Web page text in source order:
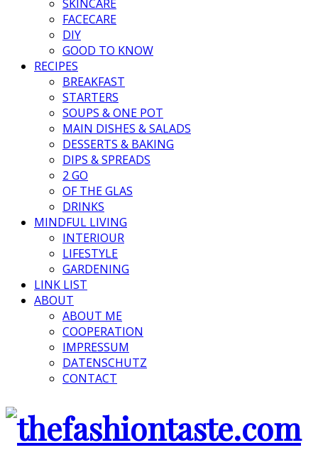
SKINCARE
FACECARE
DIY
GOOD TO KNOW
RECIPES
BREAKFAST
STARTERS
SOUPS & ONE POT
MAIN DISHES & SALADS
DESSERTS & BAKING
DIPS & SPREADS
2 GO
OF THE GLAS
DRINKS
MINDFUL LIVING
INTERIOUR
LIFESTYLE
GARDENING
LINK LIST
ABOUT
ABOUT ME
COOPERATION
IMPRESSUM
DATENSCHUTZ
CONTACT